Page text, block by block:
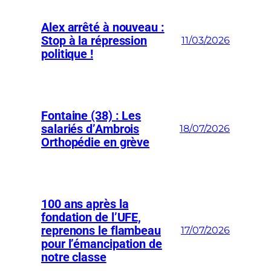
Alex arrêté à nouveau :
Stop à la répression
politique !
11/03/2026
Fontaine (38) : Les
salariés d’Ambrois
Orthopédie en grève
18/07/2026
100 ans après la
fondation de l’UFE,
reprenons le flambeau
pour l’émancipation de
notre classe
17/07/2026